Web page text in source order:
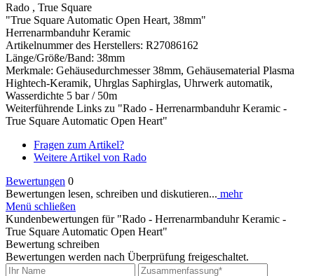
Rado , True Square
"True Square Automatic Open Heart, 38mm"
Herrenarmbanduhr Keramic
Artikelnummer des Herstellers: R27086162
Länge/Größe/Band: 38mm
Merkmale: Gehäusedurchmesser 38mm, Gehäusematerial Plasma
Hightech-Keramik, Uhrglas Saphirglas, Uhrwerk automatik,
Wasserdichte 5 bar / 50m
Weiterführende Links zu "Rado - Herrenarmbanduhr Keramic -
True Square Automatic Open Heart"
Fragen zum Artikel?
Weitere Artikel von Rado
Bewertungen 0
Bewertungen lesen, schreiben und diskutieren... mehr
Menü schließen
Kundenbewertungen für "Rado - Herrenarmbanduhr Keramic -
True Square Automatic Open Heart"
Bewertung schreiben
Bewertungen werden nach Überprüfung freigeschaltet.